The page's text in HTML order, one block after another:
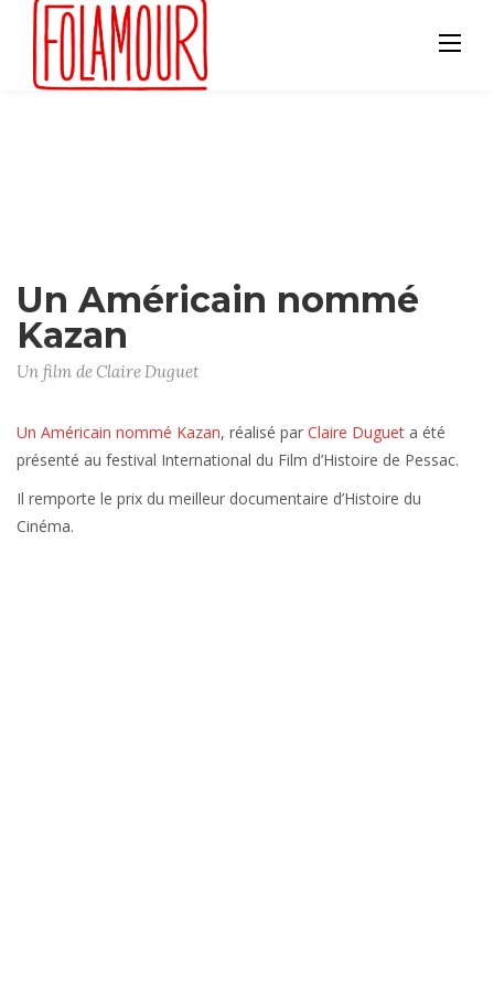
content
Un Américain nommé
Kazan
Un film de Claire Duguet
Un Américain nommé Kazan, réalisé par Claire Duguet a été
présenté au festival International du Film d’Histoire de Pessac.
Il remporte le prix du meilleur documentaire d’Histoire du
Cinéma.